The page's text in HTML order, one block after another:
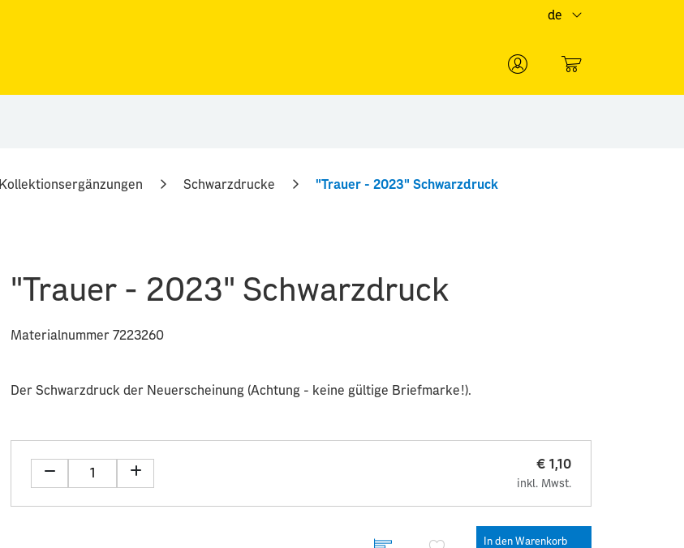
de
Kollektionsergänzungen Schwarzdrucke "Trauer - 2023" Schwarzdruck
"Trauer - 2023" Schwarzdruck
Materialnummer 7223260
Der Schwarzdruck der Neuerscheinung (Achtung - keine gültige Briefmarke!).
€ 1,10
inkl. Mwst.
In den Warenkorb